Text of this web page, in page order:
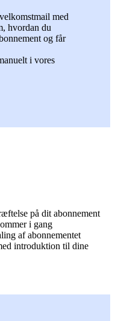
med
hvordan du
og får
i vores
på dit abonnement
i gang
af abonnementet
introduktion til dine